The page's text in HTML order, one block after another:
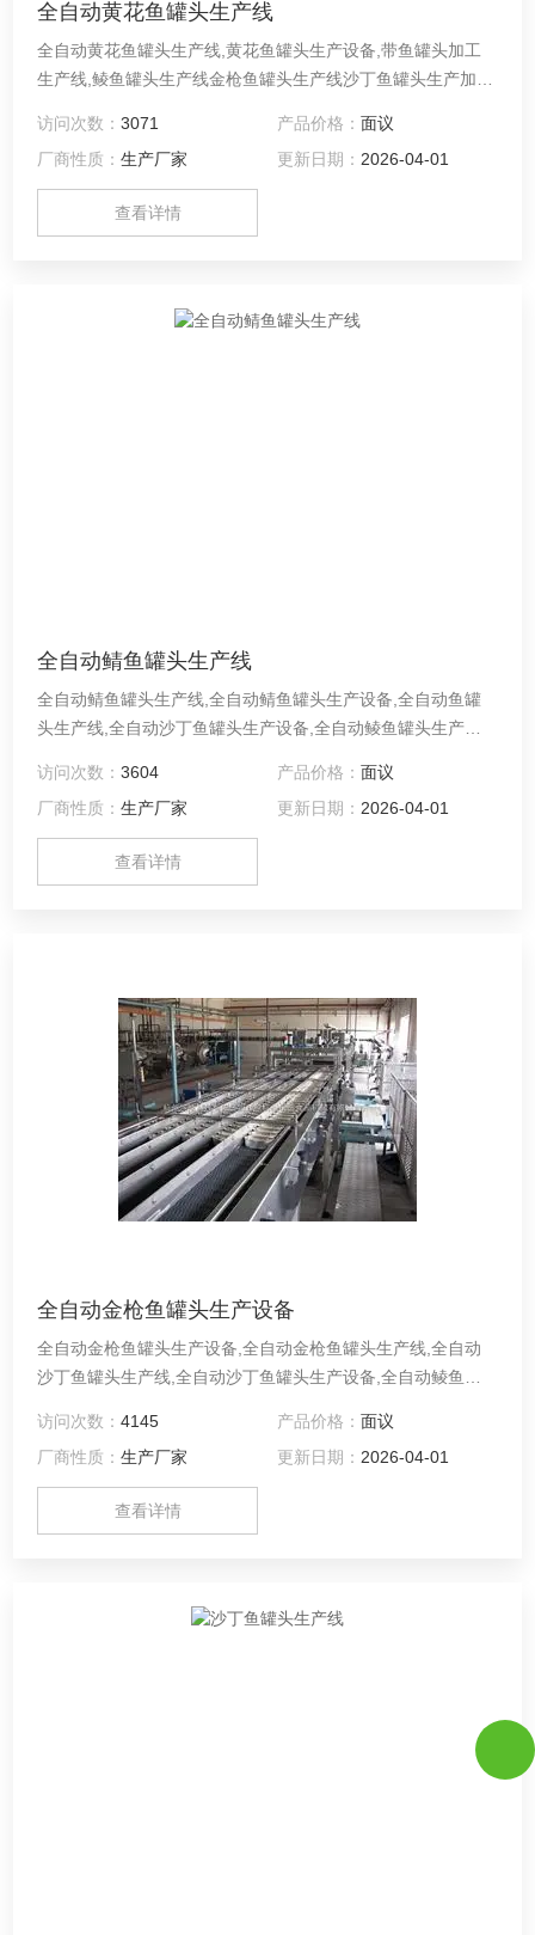
全自动黄花鱼罐头生产线
全自动黄花鱼罐头生产线,黄花鱼罐头生产设备,带鱼罐头加工
生产线,鲮鱼罐头生产线金枪鱼罐头生产线沙丁鱼罐头生产加工
鱼罐头等鱼罐头生产线。从原料处理、洗罐、装罐、装卸笼、
杀菌和包装整套生产线，同时可以为您提供整厂规划设计。
访问次数：3071 产品价格： 面议
厂商性质：生产厂家 更新日期： 2026-04-01
查看详情
全自动鲭鱼罐头生产线
全自动鲭鱼罐头生产线,全自动鲭鱼罐头生产设备,全自动鱼罐
头生产线,全自动沙丁鱼罐头生产设备,全自动鲮鱼罐头生产加
自动金枪鱼罐头生产线成套设备原料→解冻→输送→去内脏→
清洗→输送→蒸煮→冷却→去头去尾去骨→去红肉输送→装盘
→装罐→称重修正→加汁→真空封罐机→洗罐机→装笼→杀菌
→卸笼→检测→贴标→喷码→装箱→入库
访问次数：3604 产品价格： 面议
厂商性质：生产厂家 更新日期： 2026-04-01
查看详情
全自动金枪鱼罐头生产设备
全自动金枪鱼罐头生产设备,全自动金枪鱼罐头生产线,全自动
沙丁鱼罐头生产线,全自动沙丁鱼罐头生产设备,全自动鲮鱼罐
线,全自动海产品罐头生产线成套设备原料→解冻→输送→去内
脏→清洗→输送→蒸煮→冷却→去头去尾去骨→去红肉输送→
装盘→装罐→称重修正→加汁→真空封罐机→洗罐机→装笼→
杀菌→卸笼→检测→贴标→喷码→装箱→入库
访问次数：4145 产品价格： 面议
厂商性质：生产厂家 更新日期： 2026-04-01
查看详情